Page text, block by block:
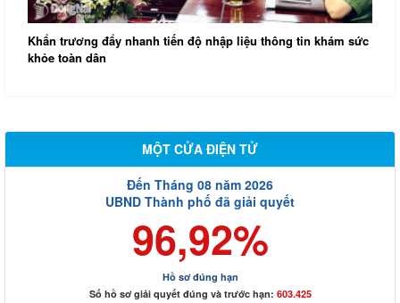
Khẩn trương đẩy nhanh tiến độ nhập liệu thông tin khám sức
khỏe toàn dân
MỘT CỬA ĐIỆN TỬ
Đến Tháng 08 năm 2026
UBND Thành phố đã giải quyết
96,92%
Hồ sơ đúng hạn
Số hồ sơ giải quyết đúng và trước hạn: 603.425